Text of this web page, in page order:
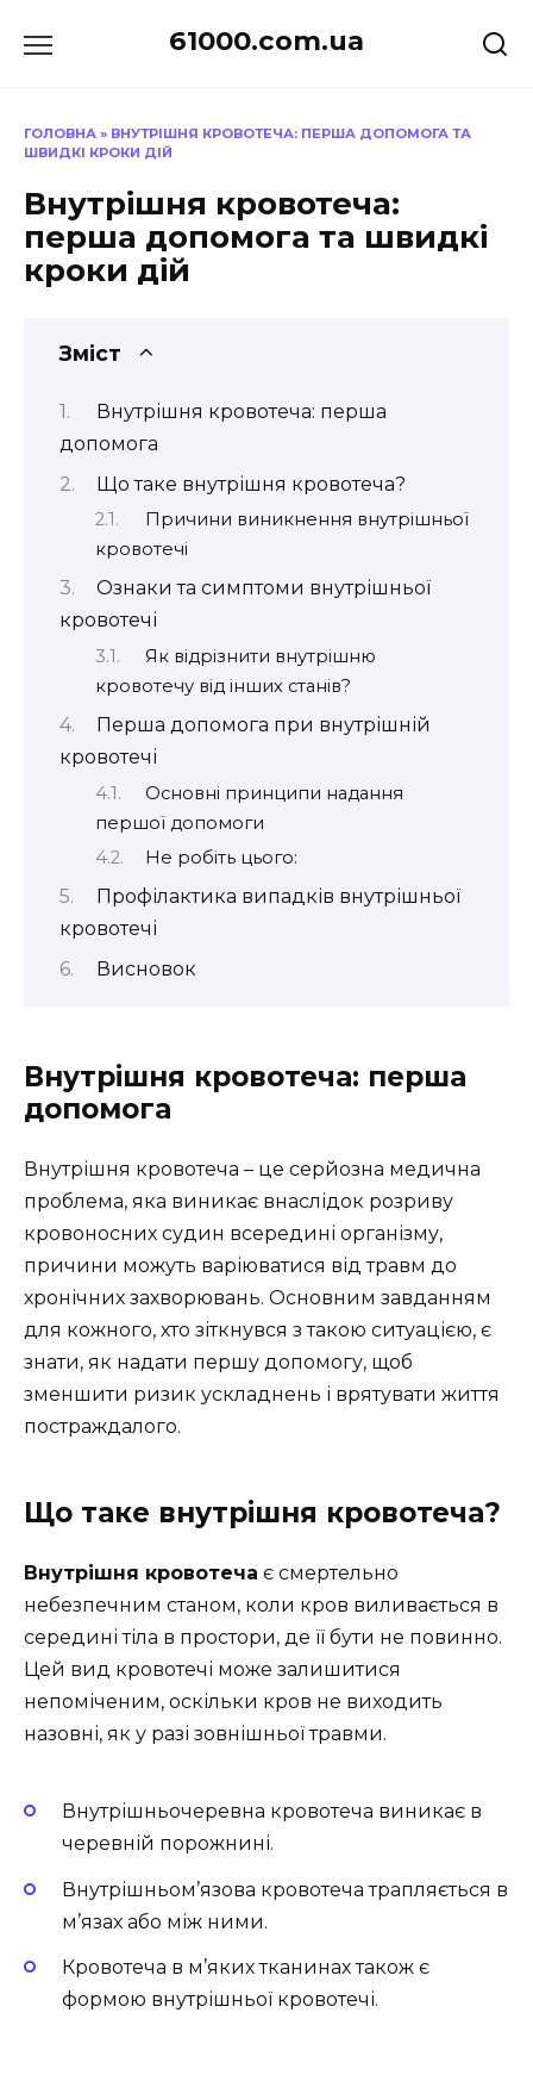
до
61000.com.ua
ГОЛОВНА » ВНУТРІШНЯ КРОВОТЕЧА: ПЕРША ДОПОМОГА ТА
ШВИДКІ КРОКИ ДІЙ
Внутрішня кровотеча:
перша допомога та швидкі
кроки дій
Зміст
Внутрішня кровотеча: перша
допомога
Що таке внутрішня кровотеча?
Причини виникнення внутрішньої
кровотечі
Ознаки та симптоми внутрішньої
кровотечі
Як відрізнити внутрішню
кровотечу від інших станів?
Перша допомога при внутрішній
кровотечі
Основні принципи надання
першої допомоги
Не робіть цього:
Профілактика випадків внутрішньої
кровотечі
Висновок
Внутрішня кровотеча: перша
допомога
Внутрішня кровотеча – це серйозна медична
проблема, яка виникає внаслідок розриву
кровоносних судин всередині організму,
причини можуть варіюватися від травм до
хронічних захворювань. Основним завданням
для кожного, хто зіткнувся з такою ситуацією, є
знати, як надати першу допомогу, щоб
зменшити ризик ускладнень і врятувати життя
постраждалого.
Що таке внутрішня кровотеча?
Внутрішня кровотеча є смертельно
небезпечним станом, коли кров виливається в
середині тіла в простори, де її бути не повинно.
Цей вид кровотечі може залишитися
непоміченим, оскільки кров не виходить
назовні, як у разі зовнішньої травми.
Внутрішньочеревна кровотеча виникає в
черевній порожнині.
Внутрішньом’язова кровотеча трапляється в
м’язах або між ними.
Кровотеча в м’яких тканинах також є
формою внутрішньої кровотечі.